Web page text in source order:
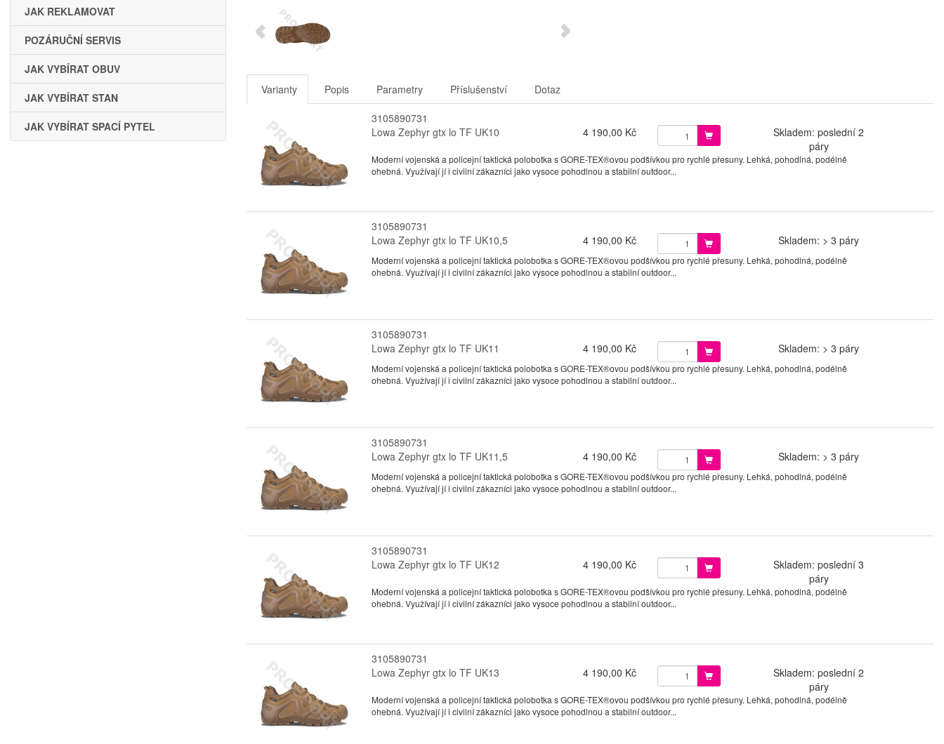
JAK REKLAMOVAT
POZÁRUČNÍ SERVIS
JAK VYBÍRAT OBUV
JAK VYBÍRAT STAN
JAK VYBÍRAT SPACÍ PYTEL
Varianty Popis Parametry Příslušenství Dotaz
3105890731
Lowa Zephyr gtx lo TF UK10
4 190,00 Kč
Skladem: poslední 2
páry
Moderní vojenská a policejní taktická polobotka s GORE-TEX®ovou podšívkou pro rychlé přesuny. Lehká, pohodlná, podélně
ohebná. Využívají jí i civilní zákazníci jako vysoce pohodlnou a stabilní outdoor...
3105890731
Lowa Zephyr gtx lo TF UK10,5
4 190,00 Kč Skladem: > 3 páry
Moderní vojenská a policejní taktická polobotka s GORE-TEX®ovou podšívkou pro rychlé přesuny. Lehká, pohodlná, podélně
ohebná. Využívají jí i civilní zákazníci jako vysoce pohodlnou a stabilní outdoor...
3105890731
Lowa Zephyr gtx lo TF UK11
4 190,00 Kč Skladem: > 3 páry
Moderní vojenská a policejní taktická polobotka s GORE-TEX®ovou podšívkou pro rychlé přesuny. Lehká, pohodlná, podélně
ohebná. Využívají jí i civilní zákazníci jako vysoce pohodlnou a stabilní outdoor...
3105890731
Lowa Zephyr gtx lo TF UK11,5
4 190,00 Kč Skladem: > 3 páry
Moderní vojenská a policejní taktická polobotka s GORE-TEX®ovou podšívkou pro rychlé přesuny. Lehká, pohodlná, podélně
ohebná. Využívají jí i civilní zákazníci jako vysoce pohodlnou a stabilní outdoor...
3105890731
Lowa Zephyr gtx lo TF UK12
4 190,00 Kč
Skladem: poslední 3
páry
Moderní vojenská a policejní taktická polobotka s GORE-TEX®ovou podšívkou pro rychlé přesuny. Lehká, pohodlná, podélně
ohebná. Využívají jí i civilní zákazníci jako vysoce pohodlnou a stabilní outdoor...
3105890731
Lowa Zephyr gtx lo TF UK13
4 190,00 Kč
Skladem: poslední 2
páry
Moderní vojenská a policejní taktická polobotka s GORE-TEX®ovou podšívkou pro rychlé přesuny. Lehká, pohodlná, podélně
ohebná. Využívají jí i civilní zákazníci jako vysoce pohodlnou a stabilní outdoor...